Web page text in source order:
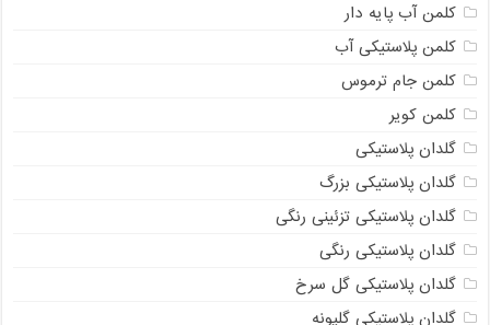
کلمن آب پایه دار
کلمن پلاستیکی آب
کلمن جام ترموس
کلمن کویر
گلدان پلاستیکی
گلدان پلاستیکی بزرگ
گلدان پلاستیکی تزئینی رنگی
گلدان پلاستیکی رنگی
گلدان پلاستیکی گل سرخ
گلدان پلاستیکی گلپونه